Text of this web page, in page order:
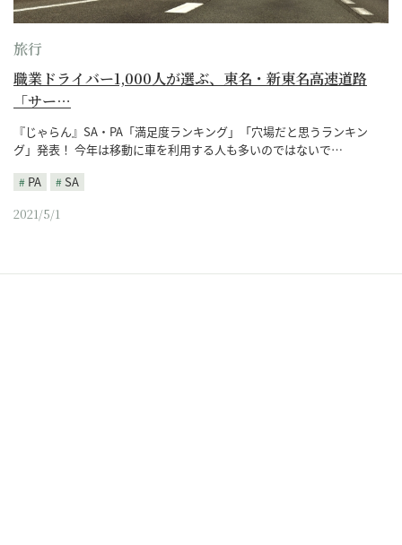
旅行
職業ドライバー1,000人が選ぶ、東名・新東名高速道路
「サー…
『じゃらん』SA・PA「満足度ランキング」「穴場だと思うランキン
グ」発表！ 今年は移動に車を利用する人も多いのではないで…
PA
SA
2021/5/1